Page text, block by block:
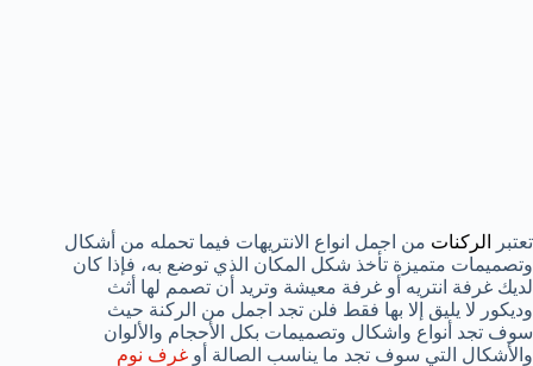
تعتبر الركنات من اجمل انواع الانتريهات فيما تحمله من أشكال
وتصميمات متميزة تأخذ شكل المكان الذي توضع به، فإذا كان
لديك غرفة انتريه أو غرفة معيشة وتريد أن تصمم لها أثث
وديكور لا يليق إلا بها فقط فلن تجد اجمل من الركنة حيث
سوف تجد أنواع واشكال وتصميمات بكل الأحجام والألوان
والأشكال التي سوف تجد ما يناسب الصالة أو غرف نوم